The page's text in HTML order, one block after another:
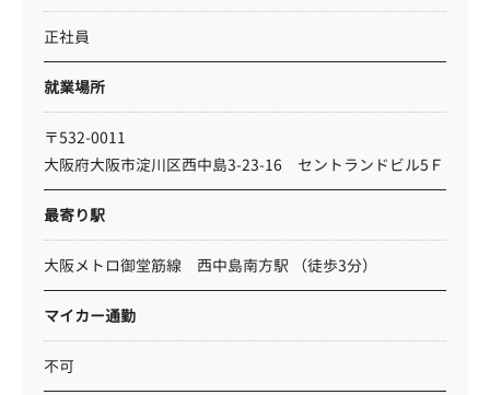
正社員
就業場所
〒532-0011
大阪府大阪市淀川区西中島3-23-16 セントランドビル5Ｆ
最寄り駅
大阪メトロ御堂筋線 西中島南方駅 （徒歩3分）
マイカー通勤
不可